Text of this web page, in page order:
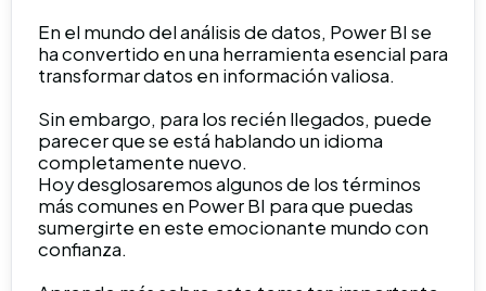
En el mundo del análisis de datos, Power BI se
ha convertido en una herramienta esencial para
transformar datos en información valiosa.
Sin embargo, para los recién llegados, puede
parecer que se está hablando un idioma
completamente nuevo.
Hoy desglosaremos algunos de los términos
más comunes en Power BI para que puedas
sumergirte en este emocionante mundo con
confianza.